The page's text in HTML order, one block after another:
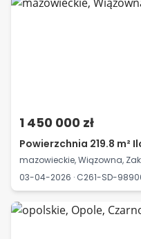
1 450 000 zł
Powierzchnia 219.8 m²
mazowieckie, Wiązowna,
03-04-2026 · C261-SD-